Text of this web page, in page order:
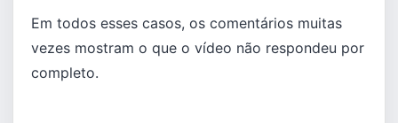
Em todos esses casos, os comentários muitas
vezes mostram o que o vídeo não respondeu por
completo.